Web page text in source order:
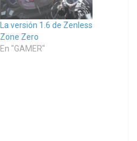
La versión 1.6 de Zenless
Zone Zero
En "GAMER"